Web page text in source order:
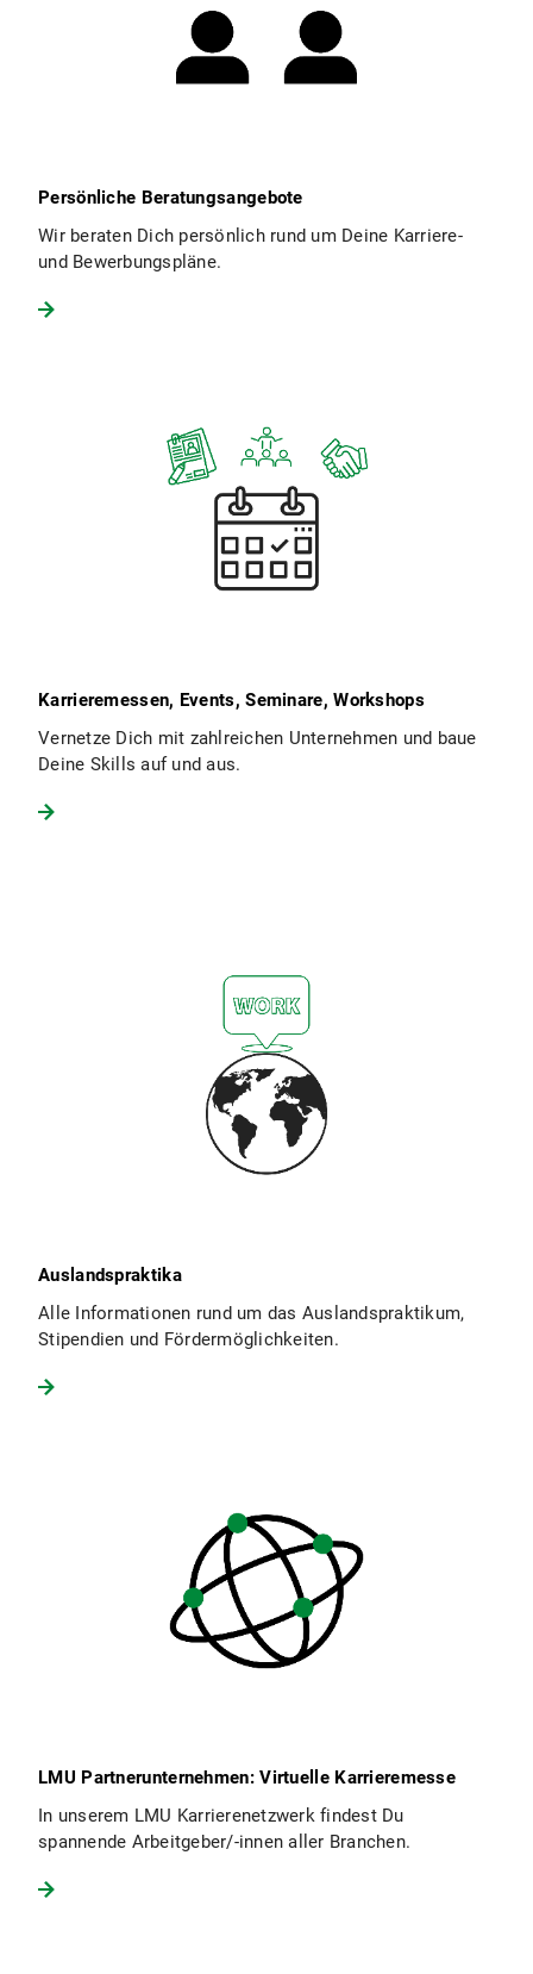
Persönliche Beratungsangebote
Wir beraten Dich persönlich rund um Deine Karriere-
und Bewerbungspläne.
Karrieremessen, Events, Seminare, Workshops
Vernetze Dich mit zahlreichen Unternehmen und baue
Deine Skills auf und aus.
Auslandspraktika
Alle Informationen rund um das Auslandspraktikum,
Stipendien und Fördermöglichkeiten.
LMU Partnerunternehmen: Virtuelle Karrieremesse
In unserem LMU Karrierenetzwerk findest Du
spannende Arbeitgeber/-innen aller Branchen.